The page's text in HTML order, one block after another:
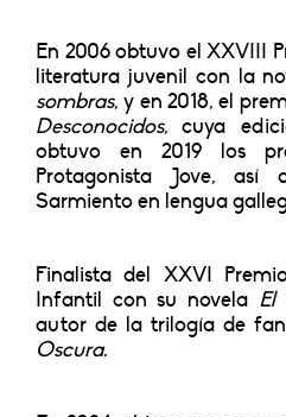
En 2006 obtuvo el XXVIII
literatura juvenil con la
sombras, y en 2018, el
Desconocidos, cuya
obtuvo en 2019 los
Protagonista Jove,
Sarmiento en lengua
Finalista del XXVI
Infantil con su novela El
autor de la trilogía de
Oscura.